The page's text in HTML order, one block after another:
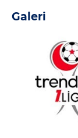
Galeri